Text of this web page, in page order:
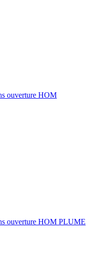
ouverture HOM
ouverture HOM PLUME